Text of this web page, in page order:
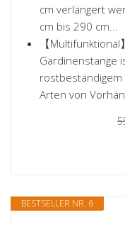
cm verlängert
cm bis 290 cm...
【
Gardinenstange
Arten von
BESTSELLER NR. 6